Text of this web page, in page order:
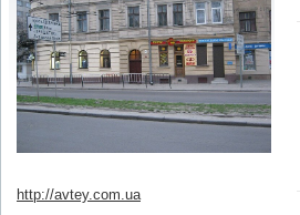
http://avtey.com.ua